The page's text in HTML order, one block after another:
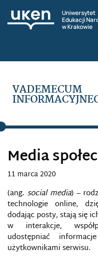
Edukacji
w Krakowie
Media
11 marca 2020
(ang. social media) –
technologie online,
dodając posty, stają się
w interakcje,
udostępniać
użytkownikami serwisu.
DEZINFORMACJA
DOKTRYNA
RZECZYPOSPOLITEJ
STANÓW
DOWÓDZTWO
INFORMACYJNEJ NIEMIEC
DOXING
DRONY
E-BEZPIECZEŃSTWO